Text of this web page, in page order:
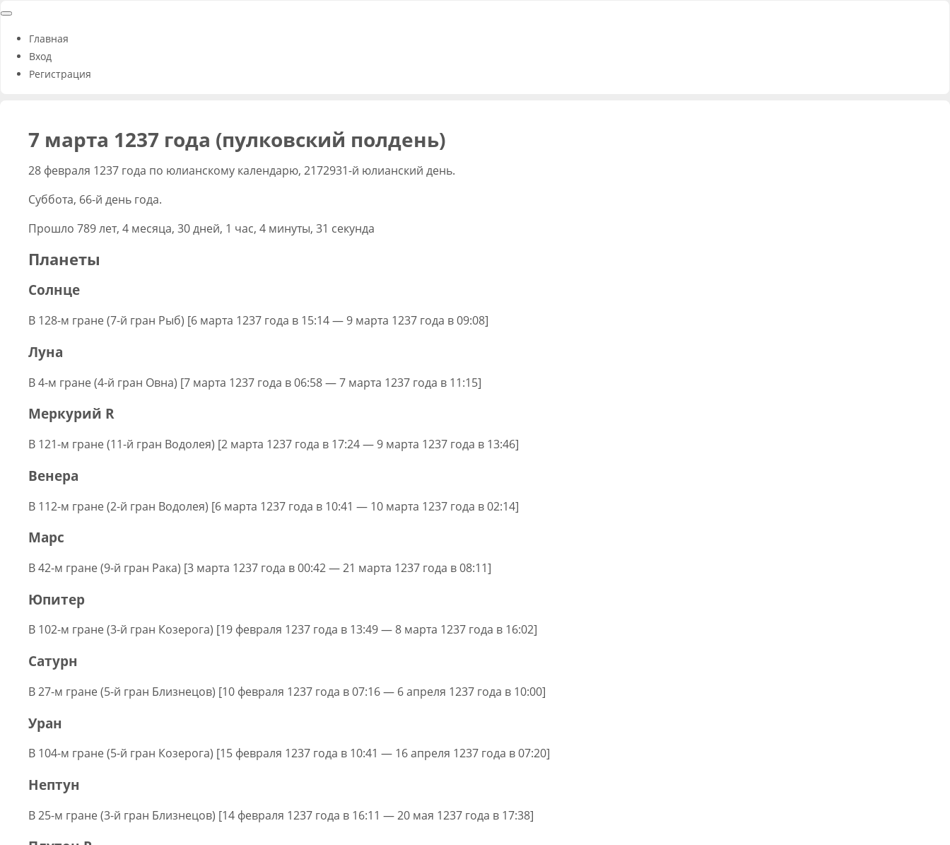
Главная
Вход
Регистрация
7 марта 1237 года (пулковский полдень)
28 февраля 1237 года по юлианскому календарю, 2172931-й юлианский день.
Суббота, 66-й день года.
Прошло 789 лет, 4 месяца, 30 дней, 1 час, 4 минуты, 31 секунда
Планеты
Солнце
В 128-м гране (7-й гран Рыб) [6 марта 1237 года в 15:14 — 9 марта 1237 года в 09:08]
Луна
В 4-м гране (4-й гран Овна) [7 марта 1237 года в 06:58 — 7 марта 1237 года в 11:15]
Меркурий R
В 121-м гране (11-й гран Водолея) [2 марта 1237 года в 17:24 — 9 марта 1237 года в 13:46]
Венера
В 112-м гране (2-й гран Водолея) [6 марта 1237 года в 10:41 — 10 марта 1237 года в 02:14]
Марс
В 42-м гране (9-й гран Рака) [3 марта 1237 года в 00:42 — 21 марта 1237 года в 08:11]
Юпитер
В 102-м гране (3-й гран Козерога) [19 февраля 1237 года в 13:49 — 8 марта 1237 года в 16:02]
Сатурн
В 27-м гране (5-й гран Близнецов) [10 февраля 1237 года в 07:16 — 6 апреля 1237 года в 10:00]
Уран
В 104-м гране (5-й гран Козерога) [15 февраля 1237 года в 10:41 — 16 апреля 1237 года в 07:20]
Нептун
В 25-м гране (3-й гран Близнецов) [14 февраля 1237 года в 16:11 — 20 мая 1237 года в 17:38]